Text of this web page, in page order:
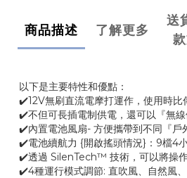
商品描述 了解更多
送
以下是主要特性和優點：
✔️12V無刷直流電摩打運作，使用時
✔️不但可長插電制供電，還可以『無
✔️內置電池風扇- 方便攜帶到不同『戶
✔️電池續航力 {開啟搖頭情況}：9檔4
✔️透過 SilenTech™ 技術，可以將操
✔️4種運行模式調節: 直吹風、自然風